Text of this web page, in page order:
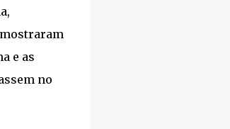
e as
no